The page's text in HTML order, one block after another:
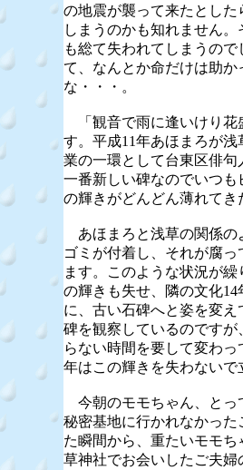
の地震が襲って来たとし
しまうのかも知れません
も総て失われてしまうの
て、なんとか命だけは助
な・・・。
「観音で雨に逢いけり花
す。平成11年あほまろが
業の一環として台東区俳
一番新しい碑なのでいつ
の輝きがどんどん薄れてき
あほまろと浅草の関係の
ゴミが付着し、それが腐
ます。このような状況が
の輝きも失せ、隣の文化
に、古い石碑へと姿を変
碑を観察しているのです
らない時間を要して変わ
年はこの輝きを失わない
今朝のモモちゃん、とっ
秘密基地に行かれなかっ
た瞬間から、重たいモモ
草神社でお会いしたご夫